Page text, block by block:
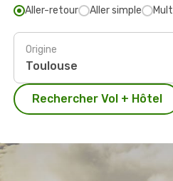
Aller-retour Aller simple
Origine
Rechercher Vol + Hôtel